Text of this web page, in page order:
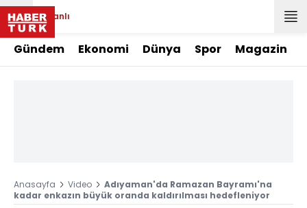
Canlı
Gündem Ekonomi Dünya Spor Magazin
Anasayfa Video
Adıyaman'da Ramazan Bayramı'na
kadar enkazın büyük oranda kaldırılması hedefleniyor